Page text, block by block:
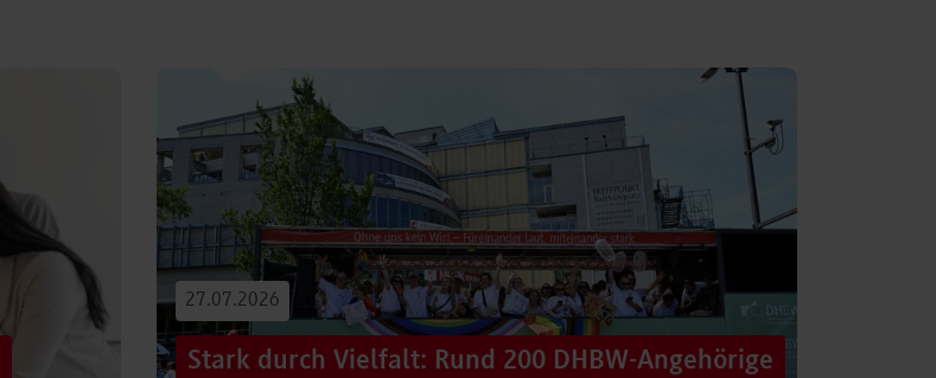
27.07.2026
Stark durch Vielfalt: Rund 200 DHBW-Angehörige